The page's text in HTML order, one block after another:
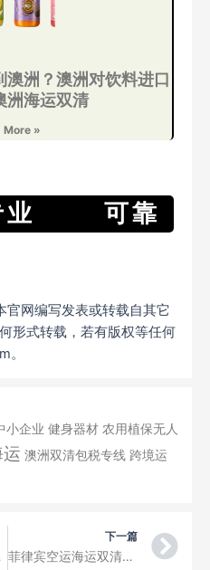
洲？澳洲对饮料进口
洲海运双清
More »
可靠
官网编写发表或转载自其它
形式转载，若有版权等任何
。
小企业 健身器材 农用植保无人
澳洲双清包税专线 跨境运
专线
下一篇
菲律宾空运海运双清专线可接文胸内衣衣物等服饰